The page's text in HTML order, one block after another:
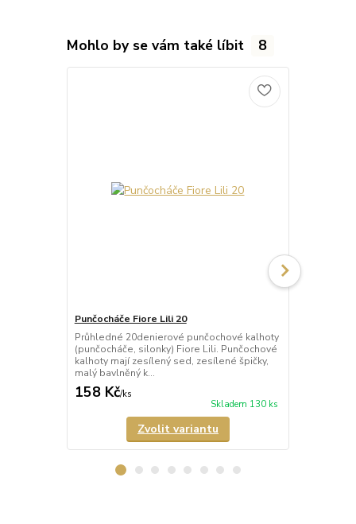
Mohlo by se vám také líbit 8
Punčocháče Fiore Lili 20
Průhledné 20denierové punčochové kalhoty
(punčocháče, silonky) Fiore Lili. Punčochové
kalhoty mají zesílený sed, zesílené špičky,
malý bavlněný k...
158 Kč/ks
Skladem 130 ks
Zvolit variantu